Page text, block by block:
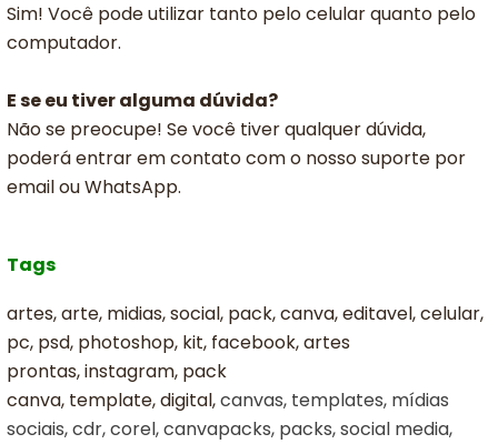
Sim! Você pode utilizar tanto pelo celular quanto pelo
computador.
E se eu tiver alguma dúvida?
Não se preocupe! Se você tiver qualquer dúvida,
poderá entrar em contato com o nosso suporte por
email ou WhatsApp.
Tags
artes, arte, midias, social, pack, canva, editavel, celular,
pc, psd, photoshop, kit, facebook, artes
prontas, instagram, pack
canva, template, digital,canvas, templates, mídias
sociais, cdr, corel, canvapacks, packs, social media,